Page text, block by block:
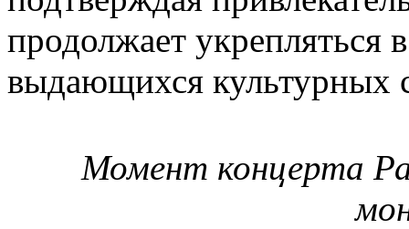
продолжает укрепляться
выдающихся культурных
Момент концерта